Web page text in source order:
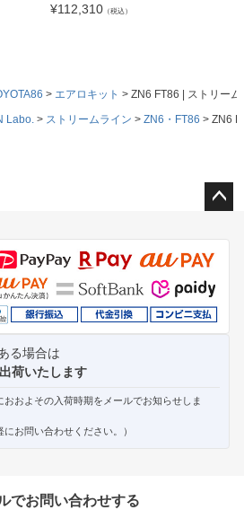
¥112,310 （税込）
エアロキット
ZN6 FT86 | ストリー
Labo. ストリームライン ZN6・FT86 ZN6
ジト
ップ
へ
る場合は
荷いたします
およその入荷時期をメールでお知らせしま
お問い合わせください。）
でお問い合わせする